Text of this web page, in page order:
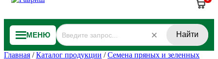
МЕНЮ Найти
Главная /Каталог продукции /Семена пряных и зеленных